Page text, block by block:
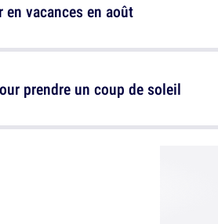
prendre un coup de soleil
vacances en août
quotidien des gosses